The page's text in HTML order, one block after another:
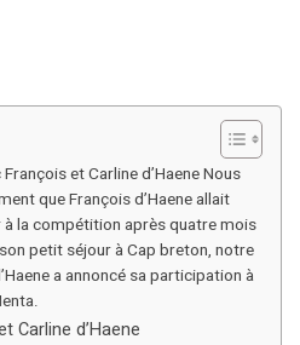
et Carline d’Haene Nous
que François d’Haene allait
la compétition après quatre mois
petit séjour à Cap breton, notre
a annoncé sa participation à
Carline d’Haene